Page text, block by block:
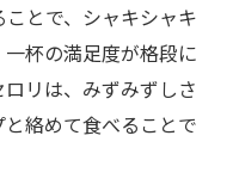
とで、シャキシャキ
杯の満足度が格段に
リは、みずみずしさ
絡めて食べることで